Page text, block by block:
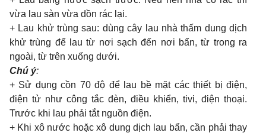
vừa lau sàn vừa dồn rác lại.
+ Lau khử trùng sau: dùng cây lau nhà thấm dung dịch
khử trùng để lau từ nơi sạch đến nơi bẩn, từ trong ra
ngoài, từ trên xuống dưới.
Chú ý:
+ Sử dụng cồn 70 độ để lau bề mặt các thiết bị điện,
điện tử như công tắc đèn, điều khiển, tivi, điện thoại.
Trước khi lau phải tắt nguồn điện.
+ Khi xô nước hoặc xô dung dịch lau bẩn, cần phải thay